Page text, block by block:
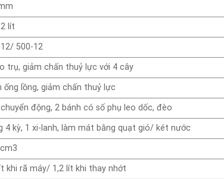
lít
500-12
trụ, giảm chấn thuỷ lực với 4 cây
ống lồng, giảm chấn thuỷ lực
động, 2 bánh có số phụ leo dốc, đèo
4 kỳ, 1 xi-lanh, làm mát bằng quạt gió/ két nước
khi rã máy/ 1,2 lít khi thay nhớt